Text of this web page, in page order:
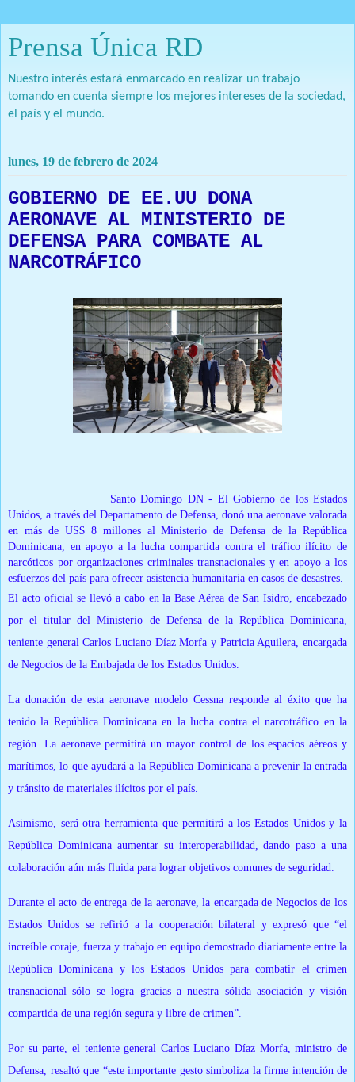
Prensa Única RD
Nuestro interés estará enmarcado en realizar un trabajo
tomando en cuenta siempre los mejores intereses de la sociedad,
el país y el mundo.
lunes, 19 de febrero de 2024
GOBIERNO DE EE.UU DONA
AERONAVE AL MINISTERIO DE
DEFENSA PARA COMBATE AL
NARCOTRÁFICO
Santo Domingo DN - El Gobierno de los Estados
Unidos, a través del Departamento de Defensa, donó una aeronave valorada
en más de US$ 8 millones al Ministerio de Defensa de la República
Dominicana, en apoyo a la lucha compartida contra el tráfico ilícito de
narcóticos por organizaciones criminales transnacionales y en apoyo a los
esfuerzos del país para ofrecer asistencia humanitaria en casos de desastres.
El acto oficial se llevó a cabo en la Base Aérea de San Isidro, encabezado
por el titular del Ministerio de Defensa de la República Dominicana,
teniente general Carlos Luciano Díaz Morfa y Patricia Aguilera, encargada
de Negocios de la Embajada de los Estados Unidos.
La donación de esta aeronave modelo Cessna responde al éxito que ha
tenido la República Dominicana en la lucha contra el narcotráfico en la
región. La aeronave permitirá un mayor control de los espacios aéreos y
marítimos, lo que ayudará a la República Dominicana a prevenir la entrada
y tránsito de materiales ilícitos por el país.
Asimismo, será otra herramienta que permitirá a los Estados Unidos y la
República Dominicana aumentar su interoperabilidad, dando paso a una
colaboración aún más fluida para lograr objetivos comunes de seguridad.
Durante el acto de entrega de la aeronave, la encargada de Negocios de los
Estados Unidos se refirió a la cooperación bilateral y expresó que “el
increíble coraje, fuerza y ​​​​trabajo en equipo demostrado diariamente entre la
República Dominicana y los Estados Unidos para combatir el crimen
transnacional sólo se logra gracias a nuestra sólida asociación y visión
compartida de una región segura y libre de crimen”.
Por su parte, el teniente general Carlos Luciano Díaz Morfa, ministro de
Defensa, resaltó que “este importante gesto simboliza la firme intención de